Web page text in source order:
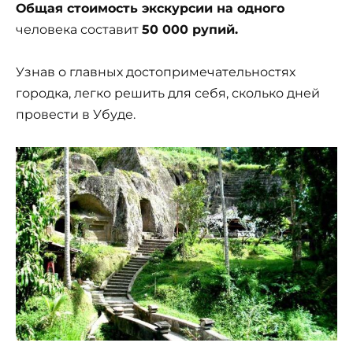
Общая стоимость экскурсии на одного
человека составит 50 000 рупий.
Узнав о главных достопримечательностях
городка, легко решить для себя, сколько дней
провести в Убуде.